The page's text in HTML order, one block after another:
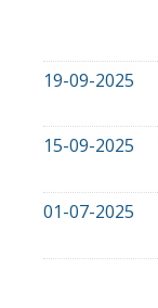
19-09-2025
15-09-2025
01-07-2025